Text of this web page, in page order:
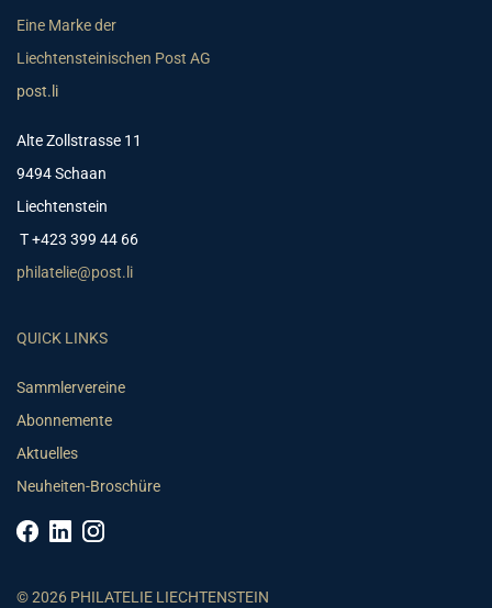
Eine Marke der
Liechtensteinischen Post AG
post.li
Alte Zollstrasse 11
9494 Schaan
Liechtenstein
T +423 399 44 66
philatelie@post.li
QUICK LINKS
Sammlervereine
Abonnemente
Aktuelles
Neuheiten-Broschüre
© 2026 PHILATELIE LIECHTENSTEIN